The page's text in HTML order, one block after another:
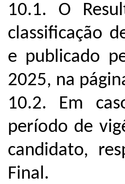
10.1. O
classificação
e publicado
2025, na
10.2. Em
período de
candidato,
Final.